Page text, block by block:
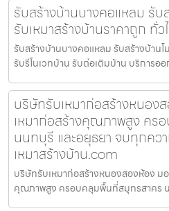
รับสร้างบ้านบางคอแหลม รั
รับเหมาสร้างบ้านราคาถูก ทั่ว
รับสร้างบ้านบางคอแหลม รับสร้างบ้านโ
รับรีโนเวทบ้าน รับต่อเติมบ้าน บริการอ
บริษัทรับเหมาก่อสร้างหนอง
เหมาก่อสร้างคุณภาพสูง คร
นนทบุรี และอยุธยา จบทุกคว
เหมาสร้างบ้าน.com
บริษัทรับเหมาก่อสร้างหนองสองห้อง ม
คุณภาพสูง ครอบคลุมพื้นที่สมุทรสาคร